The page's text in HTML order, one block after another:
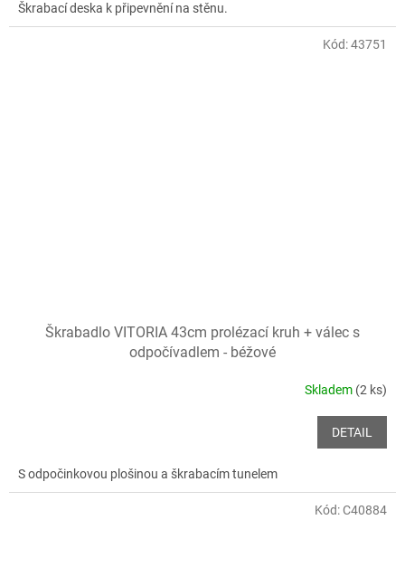
Škrabací deska k připevnění na stěnu.
Škrabadlo VITORIA 43cm prolézací kruh + válec s
odpočívadlem - béžové
Skladem (2 ks)
DETAIL
S odpočinkovou plošinou a škrabacím tunelem
Kód:43751
Kód:C40884